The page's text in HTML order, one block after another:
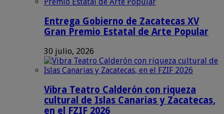
Entrega Gobierno de Zacatecas XV
Gran Premio Estatal de Arte Popular
30 julio, 2026
Vibra Teatro Calderón con riqueza
cultural de Islas Canarias y Zacatecas,
en el FZIF 2026